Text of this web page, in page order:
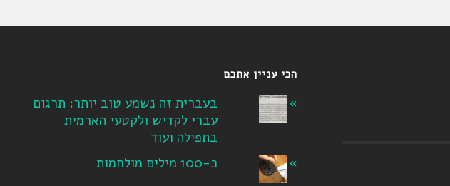
הכי עניין אתכם
בעברית זה נשמע טוב יותר: תרגום
עברי לקדיש ולקטעי הארמית
בתפילה ועוד
כ-100 מילים מולחמות